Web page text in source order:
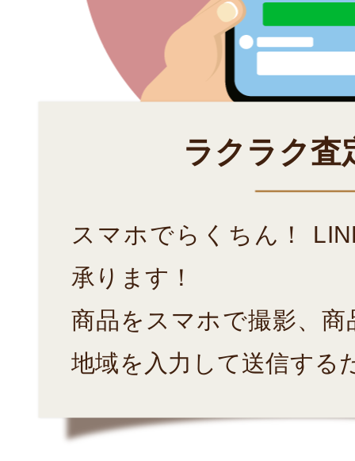
ラクラク査
スマホでらくちん！
承ります！
商品をスマホで撮影、
地域を入力して送信する